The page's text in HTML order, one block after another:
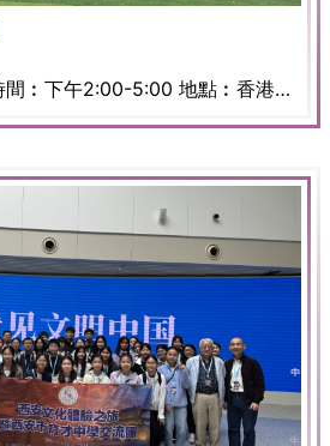
日期︰5月9日(六) 時間︰下午2:00-5:00 地點︰香港青年獎勵計劃賽馬會愛丁堡公爵訓練營 是次活動家長和孩子們努力突破自我界限，攀登繩網，完成任務。過程充滿歡笑和鼓勵的聲音，無論家長還是學生都十分享受這個時光。